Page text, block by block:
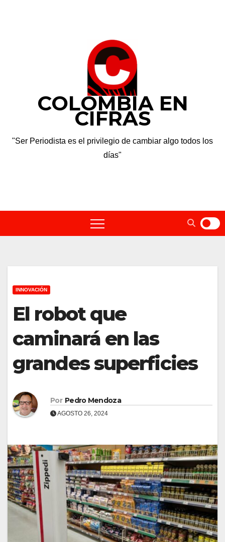
COLOMBIA EN
CIFRAS
"Ser Periodista es el privilegio de cambiar algo todos los
días"
INNOVACIÓN
El robot que
caminará en las
grandes superficies
Por Pedro Mendoza
AGOSTO 26, 2024